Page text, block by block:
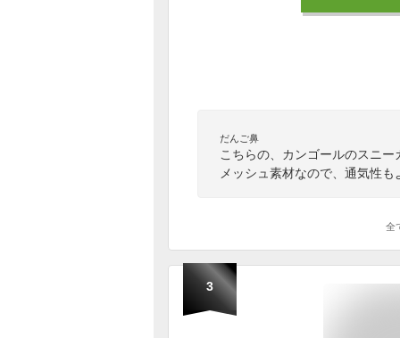
だんご鼻
こちらの、カンゴールのスニ
メッシュ素材なので、通気性
全
3